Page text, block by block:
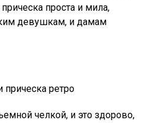
проста и мила,
девушкам, и дамам
челкой, и это здорово,